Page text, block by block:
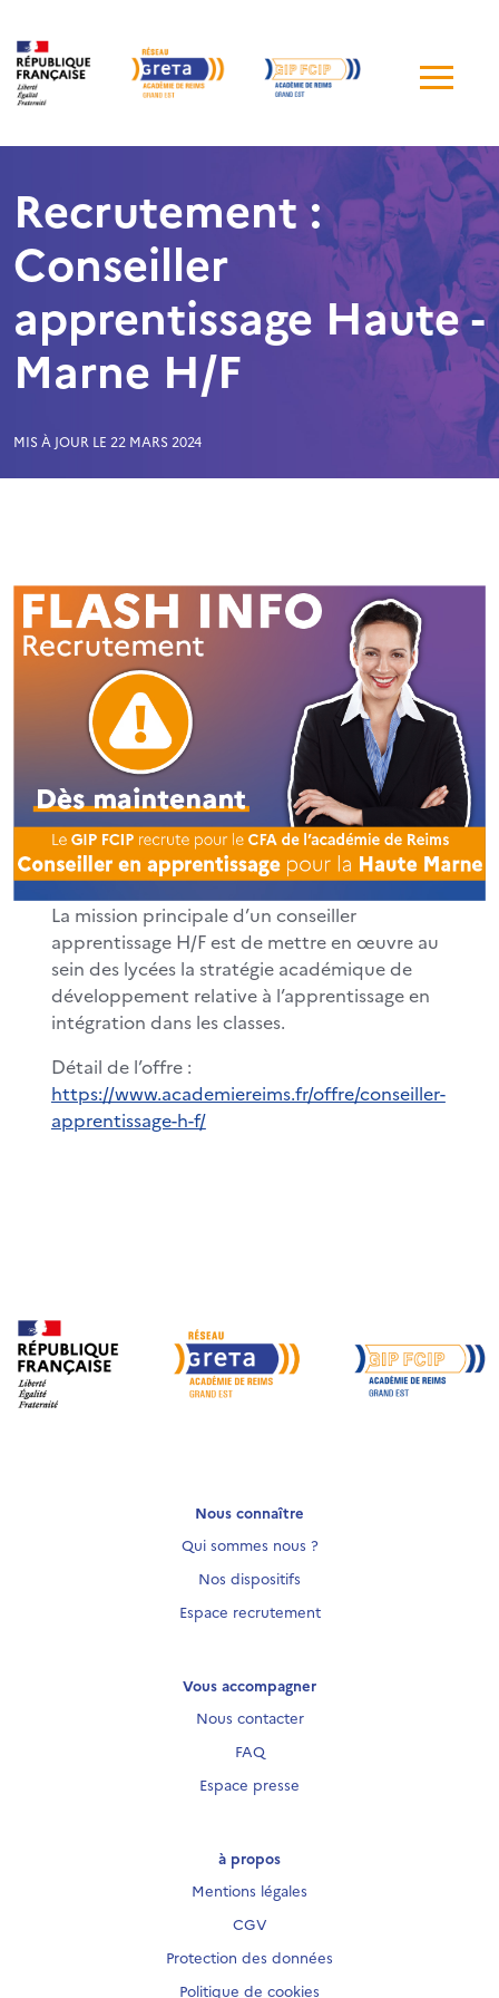
de
Recrutement :
Conseiller
apprentissage Haute -
Marne H/F
MIS À JOUR LE 22 MARS 2024
La mission principale d’un conseiller
apprentissage H/F est de mettre en œuvre au
sein des lycées la stratégie académique de
développement relative à l’apprentissage en
intégration dans les classes.
Détail de l’offre :
https://www.academiereims.fr/offre/conseiller-
apprentissage-h-f/
Nous connaître
Qui sommes nous ?
Nos dispositifs
Espace recrutement
Vous accompagner
Nous contacter
FAQ
Espace presse
à propos
Mentions légales
CGV
Protection des données
Politique de cookies